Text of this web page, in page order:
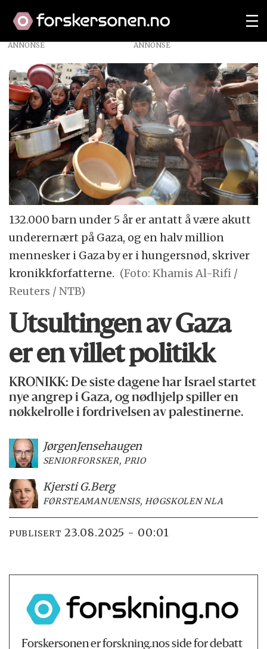
ANNONSE
132.000 barn under 5 år er antatt å være akutt
underernært på Gaza, og en halv million
mennesker i Gaza by er i hungersnød, skriver
kronikkforfatterne. (Foto: Khamis Al-Rifi /
Reuters / NTB)
Utsultingen av Gaza
er en villet politikk
KRONIKK: De siste dagene har Israel startet
nye angrep i Gaza, og nødhjelp spiller en
nøkkelrolle i fordrivelsen av palestinerne.
JørgenJensehaugen
SENIORFORSKER, PRIO
Kjersti G.Berg
FØRSTEAMANUENSIS, HØGSKOLEN NLA
PUBLISERT 23.08.2025 - 00:01
Forskersonen er forskning.nos side for debatt